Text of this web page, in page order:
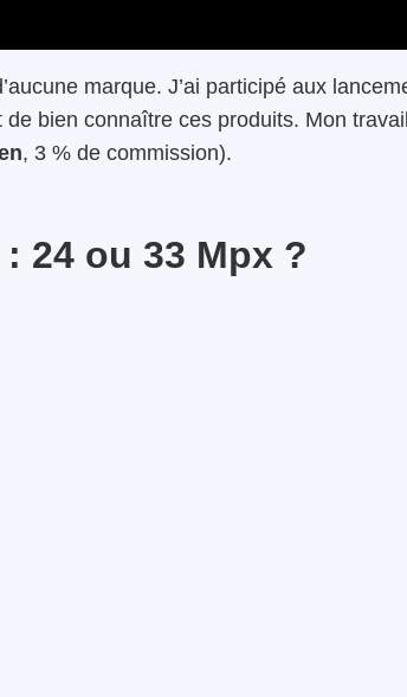
marque. J’ai participé aux
bien connaître ces produits. Mon
, 3 % de commission).
24 ou 33 Mpx ?